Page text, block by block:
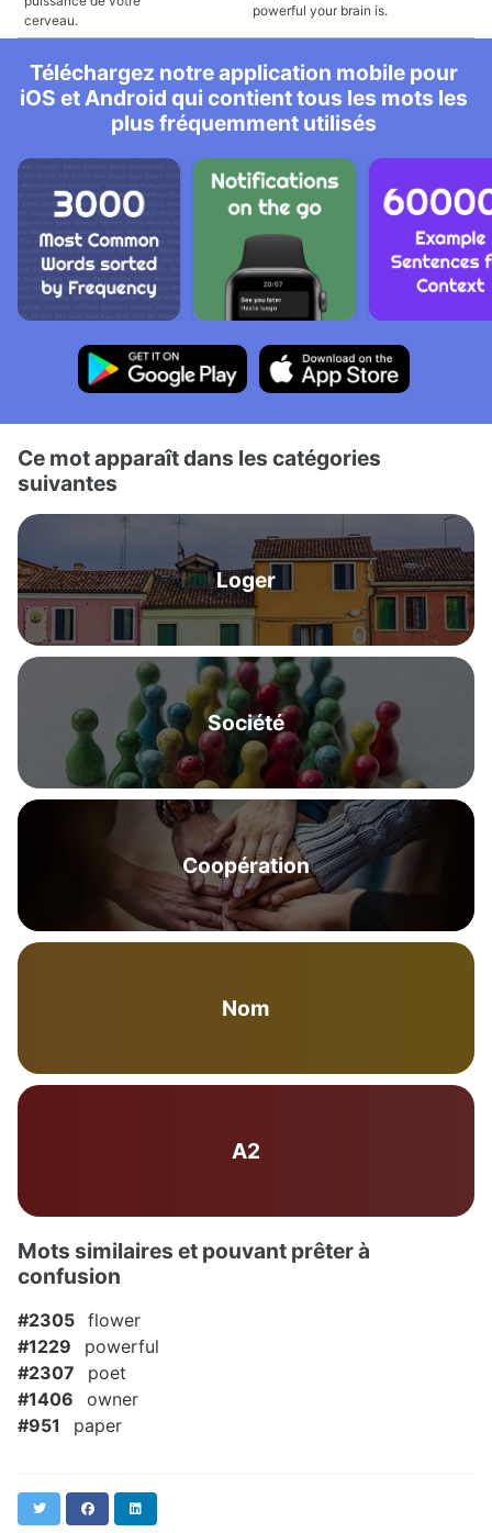
cerveau.
powerful your brain is.
Téléchargez notre application mobile pour
iOS et Android qui contient tous les mots les
plus fréquemment utilisés
Ce mot apparaît dans les catégories
suivantes
Loger
Société
Coopération
Nom
A2
Mots similaires et pouvant prêter à
confusion
#2305 flower
#1229
powerful
#2307
poet
#1406
owner
#951
paper
Twitter Facebook